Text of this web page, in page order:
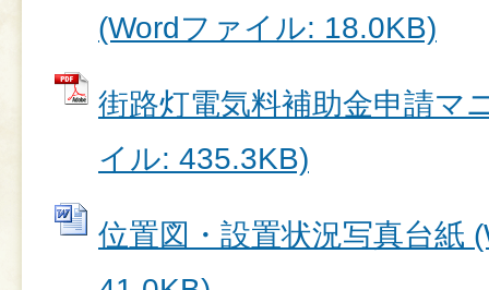
(Wordファイル: 18.0KB)
街路灯電気料補助金申請マ
イル: 435.3KB)
位置図・設置状況写真台紙